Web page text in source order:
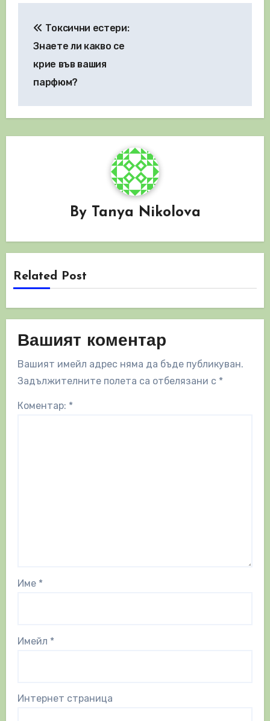
Токсични естери:
Знаете ли какво се
крие във вашия
парфюм?
By Tanya Nikolova
Related Post
Вашият коментар
Вашият имейл адрес няма да бъде публикуван.
Задължителните полета са отбелязани с *
Коментар: *
Име *
Имейл *
Интернет страница